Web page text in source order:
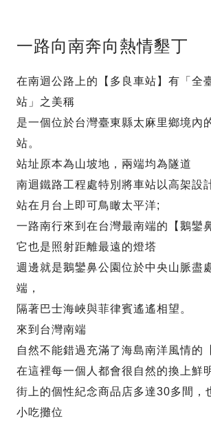
一路向南奔向熱情墾丁
在南迴公路上的【多良車站】有「全
站」之美稱
是一個位於台灣臺東縣太麻里鄉境內
站。
站址原本為山坡地，兩端均為隧道
南迴鐵路工程處特別將車站以高架設
站在月台上即可鳥瞰太平洋;
一路南行來到在台灣最南端的【鵝鑾
它也是照射距離最遠的燈塔
週邊就是鵝鑾鼻公園位於中央山脈盡
端，
隔著巴士海峽與菲律賓遙遙相望。
來到台灣南端
自然不能錯過充滿了海島南洋風情的
在這裡每一個人都會很自然的換上鮮
街上的個性紀念商品店多達30多間，
小吃攤位